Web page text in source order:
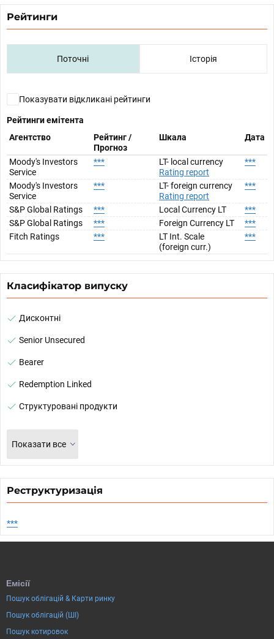
Рейтинги
Поточні Історія
Показувати відкликані рейтинги
Рейтинги емітента
Агентство
Рейтинг /
Прогноз
Шкала Дата
Moody's Investors
Service
***
LT- local currency
Rating report
***
Moody's Investors
Service
***
LT- foreign currency
Rating report
***
S&P Global Ratings *** Local Currency LT
***
S&P Global Ratings
*** Foreign Currency LT
***
Fitch Ratings
***
LT Int. Scale
(foreign curr.)
***
Класифікатор випуску
Дисконтні
Senior Unsecured
Bearer
Redemption Linked
Структуровані продукти
Показати все
Реструктуризація
***
Емісії
Пошук облігацій & Карти ринку
Пошук облігацій (ШІ)
Пошук котировок